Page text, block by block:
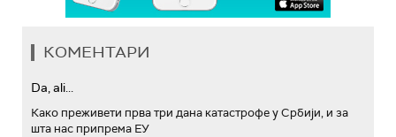
КОМЕНТАРИ
Da, ali...
Како преживети прва три дана катастрофе у Србији, и за
шта нас припрема ЕУ